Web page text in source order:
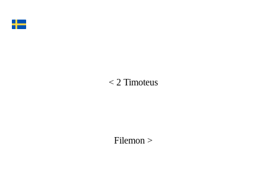
< 2 Timoteus
Filemon >